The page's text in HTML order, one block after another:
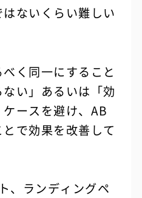
ないくらい難しい
く同一にすること
い」あるいは「効
ースを避け、AB
で効果を改善して
、ランディングペ